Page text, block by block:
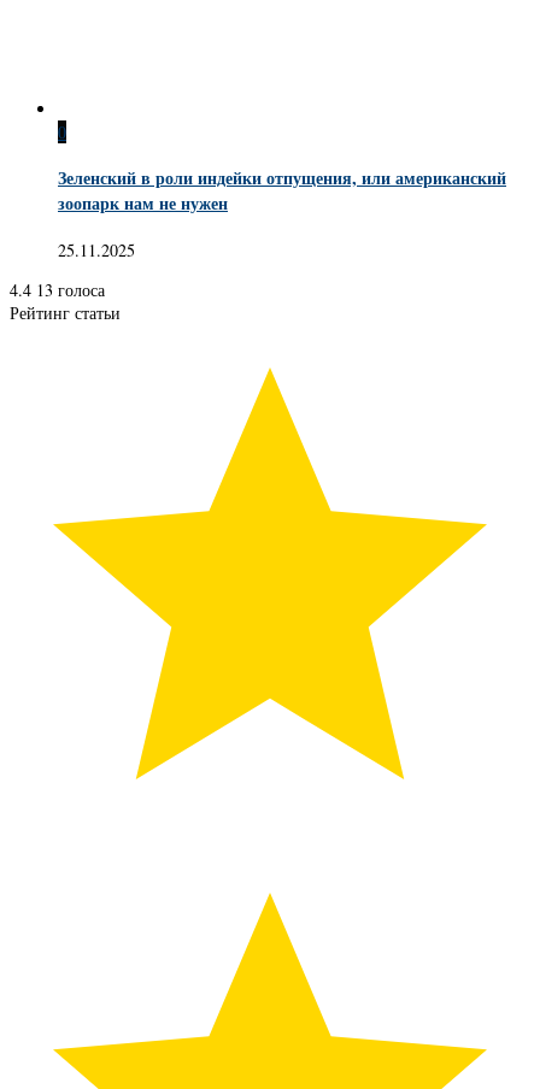
0
Зеленский в роли индейки отпущения, или американский
зоопарк нам не нужен
25.11.2025
4.4 13 голоса
Рейтинг статьи